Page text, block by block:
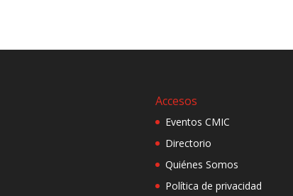
Accesos
Eventos CMIC
Directorio
Quiénes Somos
Política de privacidad